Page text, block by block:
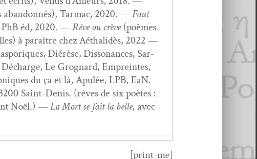
Tar­mac, 2020. —Faut
PhB éd, 2020. —Rêve ou crève(poèmes
à paraître chez Aéthalidès, 2022 —
Diérèse, Dis­so­nances, Sar­
Le Grog­nard, Empreintes,
du ça et là, Apulée, LPB, EaN.
Saint-Denis. (rêves de six poètes :
Noël.) —La Mort se fait la belle, avec
[print-me]